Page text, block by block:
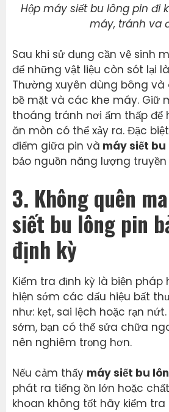
Hộp máy siết bu lông pin đi
máy, tránh va
Sau khi sử dụng cần vệ sinh
để những vật liệu còn sót lại
Thường xuyên dùng bông và
bề mặt và các khe máy. Giữ
thoáng tránh nơi ẩm thấp để
ăn mòn có thể xảy ra. Đặc
điểm giữa pin và máy siết bu
bảo nguồn năng lượng truyền
3. Không quên
siết bu lông pin
định kỳ
Kiểm tra định kỳ là biện pháp
hiện sớm các dấu hiệu bất
như: kẹt, sai lệch hoặc rạn
sớm, bạn có thể sửa chữa
nên nghiêm trọng hơn.
Nếu cảm thấy máy siết bu
phát ra tiếng ồn lớn hoặc
khoan không tốt hãy kiểm